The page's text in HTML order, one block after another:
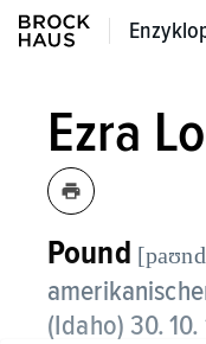
Ezra
Pound
(Idaho) 30. 10.